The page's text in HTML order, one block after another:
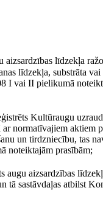
aizsardzības līdzekļa
līdzekļa, substrāta
I vai II pielikumā
Kultūraugu
normatīvajiem aktiem
un tirdzniecību, tas
noteiktajām prasībām;
augu aizsardzības
tā sastāvdaļas atbilst